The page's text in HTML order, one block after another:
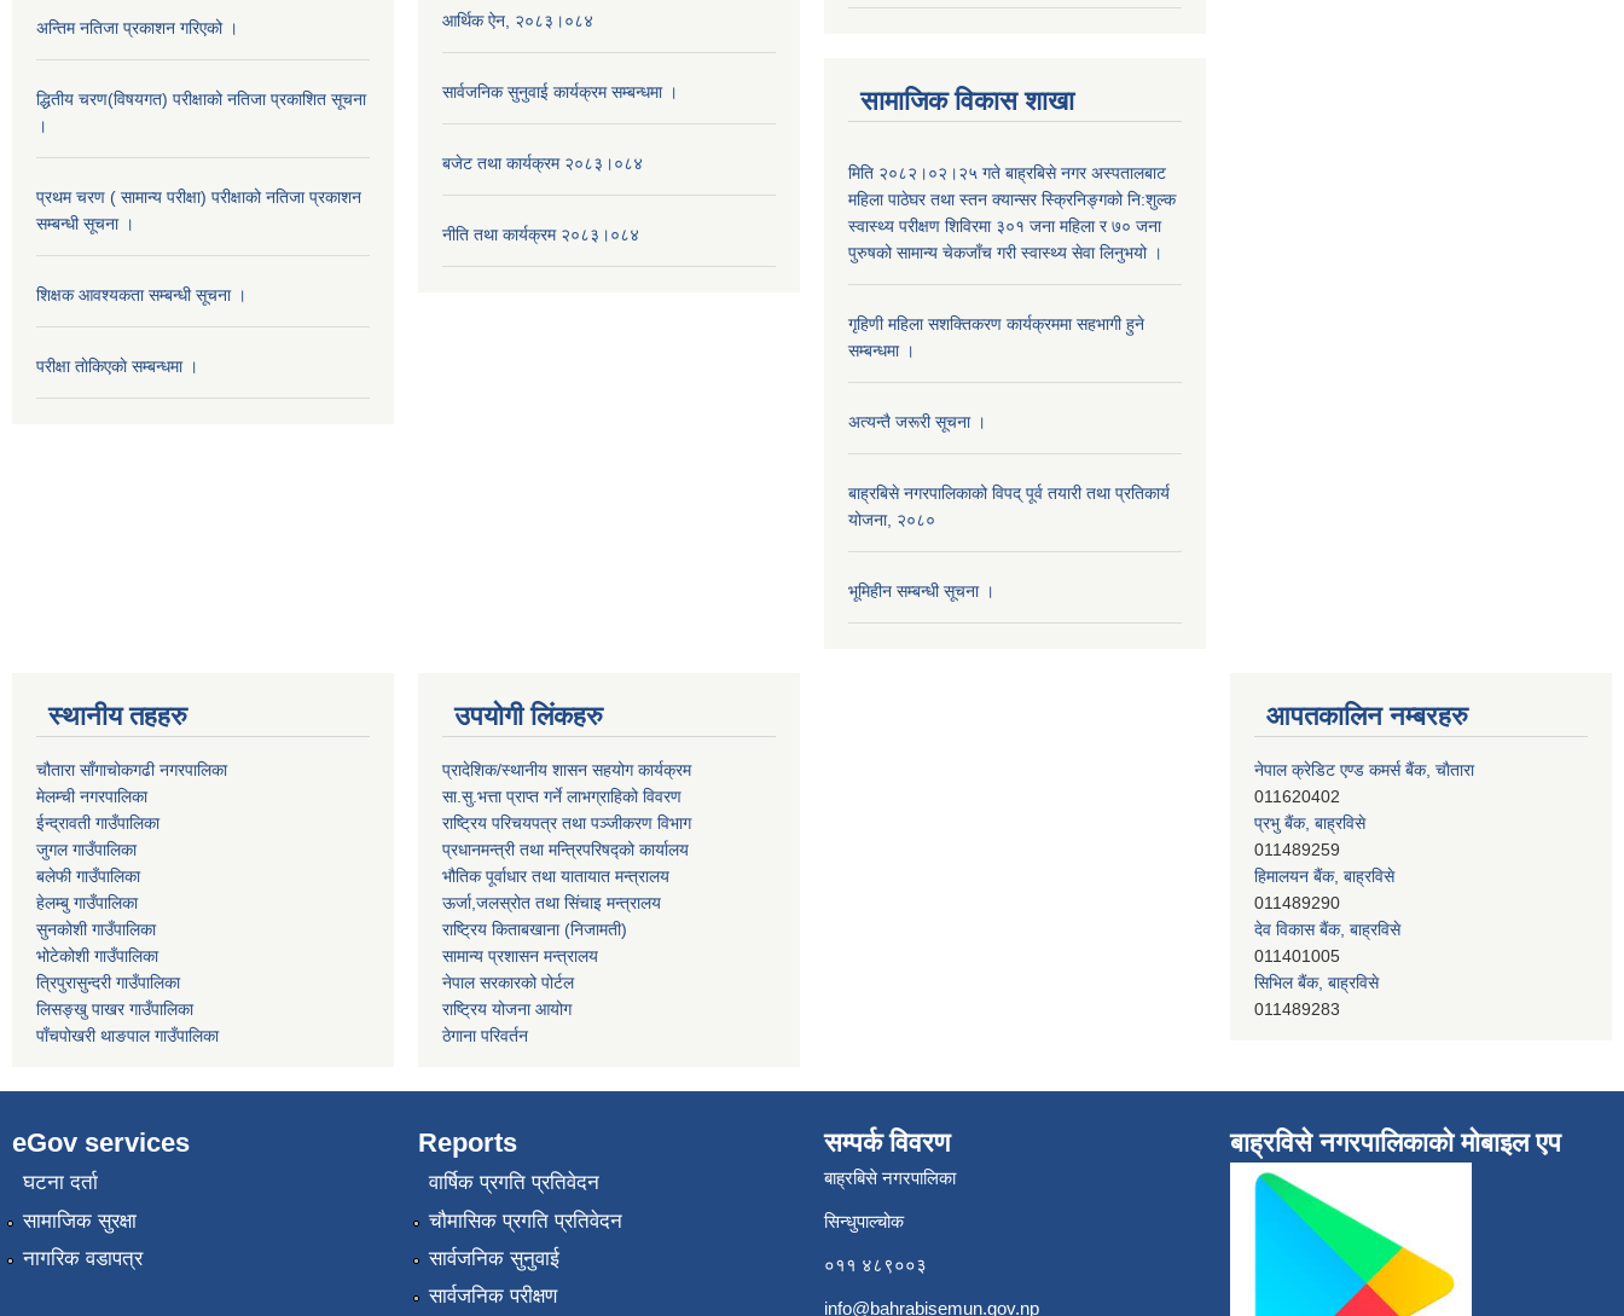
अन्तिम नतिजा प्रकाशन गरिएको ।
द्धितीय चरण(विषयगत) परीक्षाको नतिजा प्रकाशित सूचना
।
प्रथम चरण ( सामान्य परीक्षा) परीक्षाको नतिजा प्रकाशन
सम्बन्धी सूचना ।
शिक्षक आवश्यकता सम्बन्धी सूचना ।
परीक्षा ताेकिएकाे सम्बन्धमा ।
आर्थिक ऐन, २०८३।०८४
सार्वजनिक सुनुवाई कार्यक्रम सम्बन्धमा ।
बजेट तथा कार्यक्रम २०८३।०८४
नीति तथा कार्यक्रम २०८३।०८४
सामाजिक विकास शाखा
मिति २०८२।०२।२५ गते बाह्रबिसे नगर अस्पतालबाट
महिला पाठेघर तथा स्तन क्यान्सर स्क्रिनिङ्गको नि:शुल्क
स्वास्थ्य परीक्षण शिविरमा ३०१ जना महिला र ७० जना
पुरुषको सामान्य चेकजाँच गरी स्वास्थ्य सेवा लिनुभयो ।
गृहिणी महिला सशक्तिकरण कार्यक्रममा सहभागी हुने
सम्बन्धमा ।
अत्यन्तै जरूरी सूचना ।
बाह्रबिसे नगरपालिकाको विपद् पूर्व तयारी तथा प्रतिकार्य
योजना, २०८०
भूमिहीन सम्बन्धी सूचना ।
स्थानीय तहहरु
चौतारा साँगाचोकगढी नगरपालिका
मेलम्ची नगरपालिका
ईन्द्रावती गाउँपालिका
जुगल गाउँपालिका
बलेफी गाउँपालिका
हेलम्बु गाउँपालिका
सुनकोशी गाउँपालिका
भोटेकोशी गाउँपालिका
त्रिपुरासुन्दरी गाउँपालिका
लिसङ्खु पाखर गाउँपालिका
पाँचपोखरी थाङपाल गाउँपालिका
उपयोगी लिंकहरु
प्रादेशिक/स्थानीय शासन सहयोग कार्यक्रम
सा.सु.भत्ता प्राप्त गर्ने लाभग्राहिको विवरण
राष्ट्रिय परिचयपत्र तथा पञ्‍जीकरण विभाग
प्रधानमन्त्री तथा मन्त्रिपरिषद्को कार्यालय
भौतिक पूर्वाधार तथा यातायात मन्त्रालय
ऊर्जा,जलस्रोत तथा सिंचाइ मन्त्रालय
राष्ट्रिय किताबखाना (निजामती)
सामान्य प्रशासन मन्त्रालय
नेपाल सरकारको पोर्टल
राष्ट्रिय योजना आयोग
ठेगाना परिवर्तन
आपतकालिन नम्बरहरु
प्रभु बैंक, बाह्रविसे
011489259
हिमालयन बैंक, बाह्रविसे
011489290
देव विकास बैंक, बाह्रविसे
011401005
सिभिल बैंक, बाह्रविसे
011489283
नेपाल क्रेडिट एण्ड कमर्स बैंक, चाैतारा
011620402
eGov services
घटना दर्ता
सामाजिक सुरक्षा
नागरिक वडापत्र
Reports
वार्षिक प्रगति प्रतिवेदन
चौमासिक प्रगति प्रतिवेदन
सार्वजनिक सुनुवाई
सार्वजनिक परीक्षण
सम्पर्क विवरण
बाह्रबिसे नगरपालिका
सिन्धुपाल्चोक
०११ ४८९००३
info@bahrabisemun.gov.np
बाह्रविसे नगरपालिकाकाे माेबाइल एप